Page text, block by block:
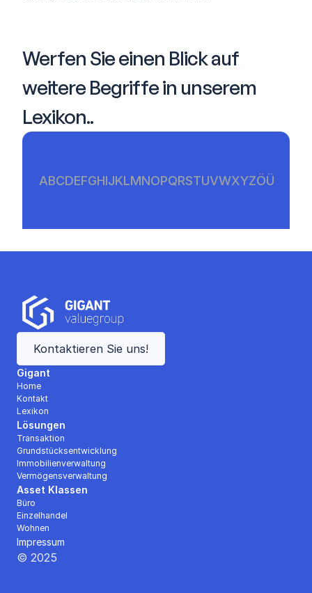
Werfen Sie einen Blick auf
weitere Begriffe in unserem
Lexikon..
ABCDEFGHIJKLMNOPQRSTUVWXYZÖÜ
Kontaktieren Sie uns!
Gigant
Home
Kontakt
Lexikon
Lösungen
Transaktion
Grundstücksentwicklung
Immobilienverwaltung
Vermögensverwaltung
Asset Klassen
Büro
Einzelhandel
Wohnen
Impressum
© 2025